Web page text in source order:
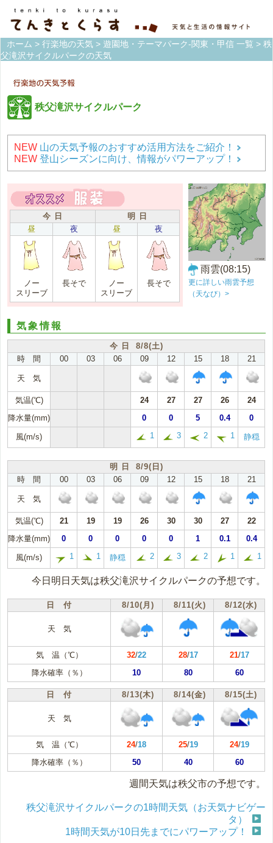
ホーム > 行楽地の天気 > 遊園地・テーマパーク-関東・甲信 一覧 > 秩
父滝沢サイクルパークの天気
秩父滝沢サイクルパーク
NEW 山の天気予報のおすすめ活用方法をご紹介！
NEW 登山シーズンに向け、情報がパワーアップ！
今 日
明 日
昼
夜 昼 夜
ノー
スリーブ
長そで
ノー
スリーブ
長そで
雨雲(08:15)
更に詳しい雨雲予想
（天なび）>
気象情報
今 日 8/8(土)
時 間
00 03 06 09 12 15 18 21
天 気
気温(℃) 24 27 27 26
24
降水量(mm)
0 0 5 0.4 0
風(m/s) 1 3 2 1 静穏
明 日 8/9(日)
時 間
00 03 06 09 12 15 18 21
天 気
気温(℃) 21 19 19 26 30 30 27
22
降水量(mm)
0 0 0 0 0 1 0.1 0.4
風(m/s) 1 1 静穏 2 3 2 1 1
今日明日天気は秩父滝沢サイクルパークの予想です。
日 付 8/10(月) 8/11(火) 8/12(水)
天 気
気 温（℃） 32/22 28/17 21/17
降水確率（％）
10 80 60
日 付 8/13(木) 8/14(金) 8/15(土)
天 気
気 温（℃） 24/18 25/19 24/19
降水確率（％）
50 40 60
週間天気は秩父市の予想です。
秩父滝沢サイクルパークの1時間天気（お天気ナビゲー
タ）
1時間天気が10日先までにパワーアップ！